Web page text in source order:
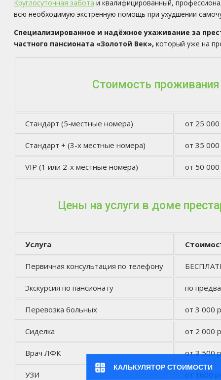
КАЛЬКУЛЯТОР СТОИМОСТИ
Круглосуточная забота и квалифицированный,
всю необходимую экстренную помощь при ухудшении
Специализированное и надёжное ухаживание за
частного пансионата «Золотой Век», который уже на
Стоимость проживания
Стандарт (5-местные номера) от 25 000
Стандарт + (3-х местные номера) от 35 000
VIP (1 или 2-х местные номера) от 50 000
Цены на услуги в доме
Услуга
Первичная консультация по телефону
Экскурсия по пансионату по
Перевозка больных от 3 000
Сиделка от 2 000
Врач ЛФК от 3 500
УЗИ